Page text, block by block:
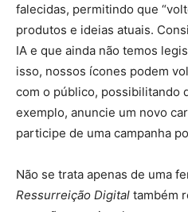
falecidas, permitindo que
produtos e ideias atuais.
IA e que ainda não temos
isso, nossos ícones podem
com o público, possibilitando
exemplo, anuncie um novo
participe de uma campanha
Não se trata apenas de uma
Ressurreição Digital também